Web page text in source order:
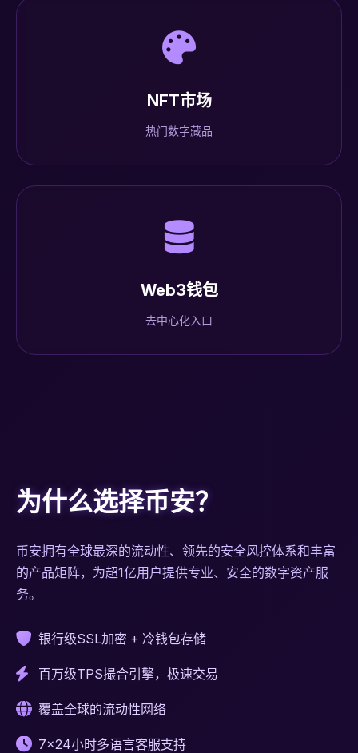
NFT市场
热门数字藏品
Web3钱包
去中心化入口
为什么选择币安？
币安拥有全球最深的流动性、领先的安全风控体系和丰富
的产品矩阵，为超1亿用户提供专业、安全的数字资产服
务。
银行级SSL加密 + 冷钱包存储
百万级TPS撮合引擎，极速交易
覆盖全球的流动性网络
7x24小时多语言客服支持